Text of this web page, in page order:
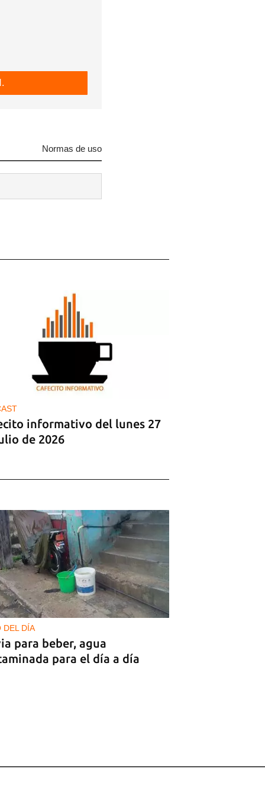
Normas de uso
informativo del lunes 27
de 2026
DEL DÍA
para beber, agua
para el día a día